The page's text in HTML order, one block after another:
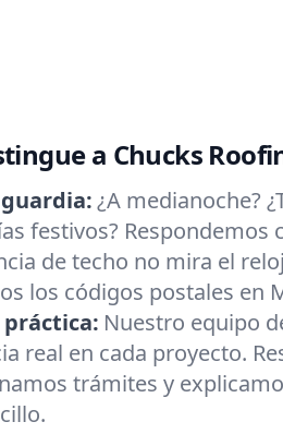
a Chucks
¿A medianoche?
festivos? Respondemos
de techo no mira el
los códigos postales en
Nuestro equipo
real en cada proyecto.
trámites y